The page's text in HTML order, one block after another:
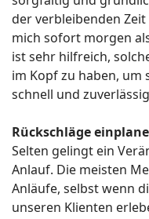
der verbleibenden
mich sofort morgen
ist sehr hilfreich,
im Kopf zu haben,
schnell und
Rückschläge
Selten gelingt ein
Anlauf. Die meisten
Anläufe, selbst wenn
unseren Klienten